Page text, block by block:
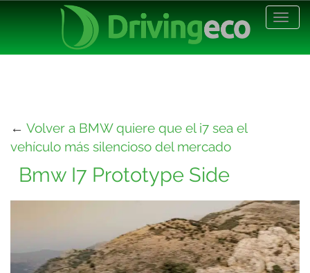
← Volver a BMW quiere que el i7 sea el
vehículo más silencioso del mercado
Bmw I7 Prototype Side